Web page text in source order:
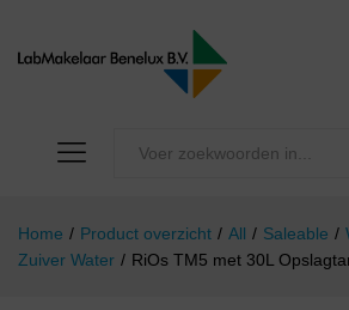
Home / Product overzicht / All / Saleable /
Zuiver Water / RiOs TM5 met 30L